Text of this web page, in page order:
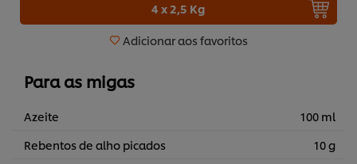
4 x 2,5 Kg
Adicionar aos favoritos
Para as migas
Azeite
100 ml
Rebentos de alho picados
10 g